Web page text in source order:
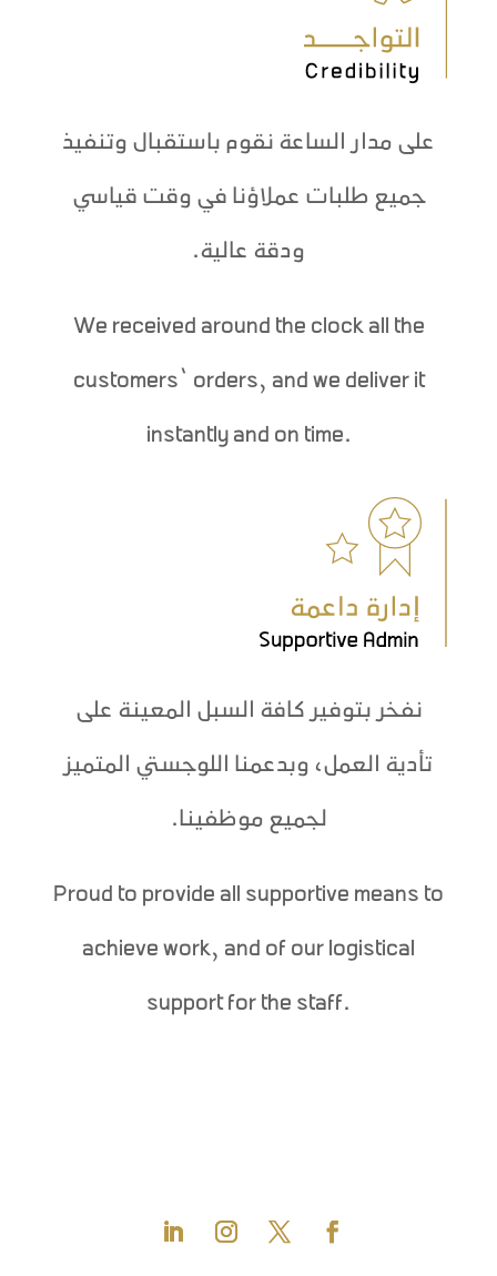
على مدار الساعة نقوم باستقبال وتنفيذ
جميع طلبات عملاؤنا في وقت قياسي
ودقة عالية.
We received around the clock all the
customers’ orders, and we deliver it
instantly and on time.
نفخر بتوفير كافة السبل المعينة على
تأدية العمل، وبدعمنا اللوجستي المتميز
لجميع موظفينا.
Proud to provide all supportive means to
achieve work, and of our logistical
support for the staff.